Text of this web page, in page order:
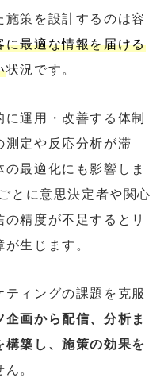
策を設計するのは容
に最適な情報を届ける
状況です。
運用・改善する体制
測定や反応分析が滞
最適化にも影響しま
とに意思決定者や関心
精度が不足するとリ
生じます。
ィングの課題を克服
画から配信、分析ま
築し、施策の効果を
。